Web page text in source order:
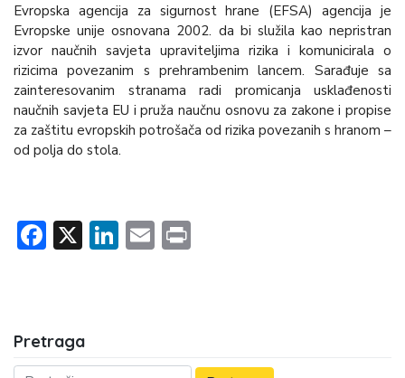
Evropska agencija za sigurnost hrane (EFSA) agencija je
Evropske unije osnovana 2002. da bi služila kao nepristran
izvor naučnih savjeta upraviteljima rizika i komunicirala o
rizicima povezanim s prehrambenim lancem. Sarađuje sa
zainteresovanim stranama radi promicanja usklađenosti
naučnih savjeta EU i pruža naučnu osnovu za zakone i propise
za zaštitu evropskih potrošača od rizika povezanih s hranom –
od polja do stola.
Facebook
X LinkedIn
Email
Pretraga